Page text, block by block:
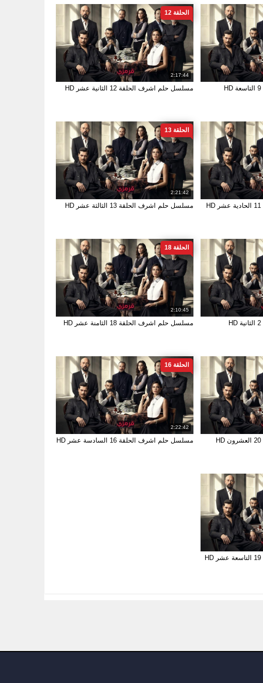
2:17:44
الحلقة 12
مسلسل حلم اشرف الحلقة 12 الثانية عشر HD
2:21:42
الحلقة 13
مسلسل حلم اشرف الحلقة 13 الثالثة عشر HD
2:10:45
الحلقة 18
مسلسل حلم اشرف الحلقة 18 الثامنة عشر HD
2:22:42
الحلقة 16
مسلسل حلم اشرف الحلقة 16 السادسة عشر HD